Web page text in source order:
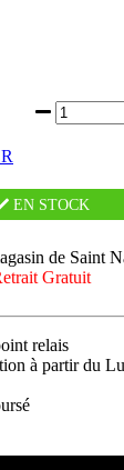
EN STOCK
de Saint
Gratuit
relais
à partir du